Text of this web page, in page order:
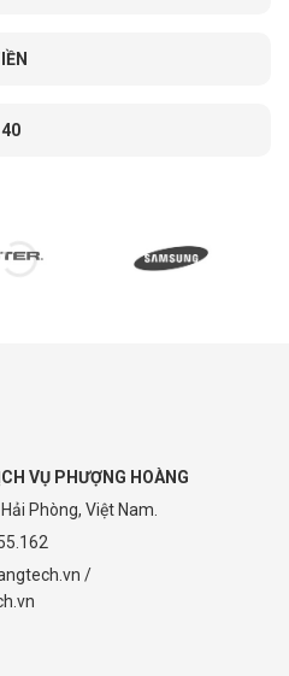
VỤ PHƯỢNG HOÀNG
Phòng, Việt Nam.
/